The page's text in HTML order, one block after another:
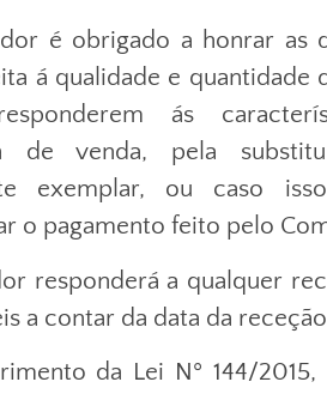
é obrigado a honrar as
á qualidade e quantidade
ás
de venda, pela
exemplar, ou caso
o pagamento feito pelo
responderá a qualquer
a contar da data da
da Lei Nº 144/